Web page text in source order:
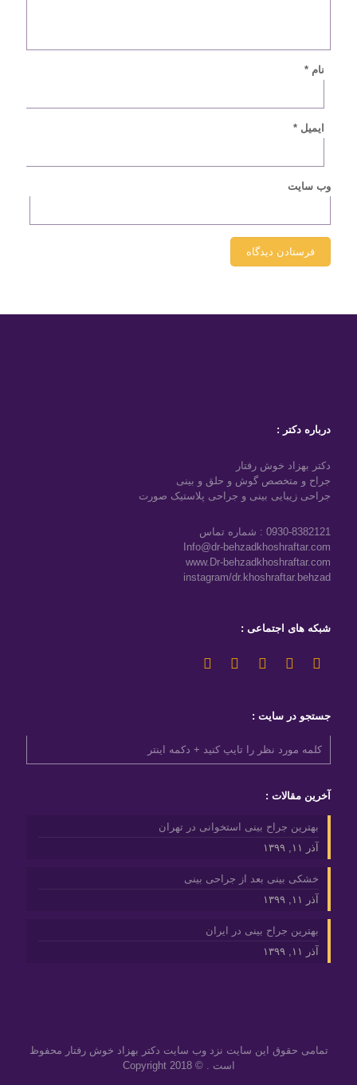
نام *
ایمیل *
وب‌ سایت
درباره دکتر :
دکتر بهزاد خوش رفتار
جراح و متخصص گوش و حلق و بینی
جراحی زیبایی بینی و جراحی پلاستیک صورت
0930-8382121 : شماره تماس
Info@dr-behzadkhoshraftar.com
www.Dr-behzadkhoshraftar.com
instagram/dr.khoshraftar.behzad
شبکه های اجتماعی :
جستجو در سایت :
آخرین مقالات :
بهترین جراح بینی استخوانی در تهران
آذر ۱۱, ۱۳۹۹
خشکی بینی بعد از جراحی بینی
آذر ۱۱, ۱۳۹۹
بهترین جراح بینی در ایران
آذر ۱۱, ۱۳۹۹
تمامی حقوق این سایت نزد وب سایت دکتر بهزاد خوش رفتار محفوظ
است . © Copyright 2018